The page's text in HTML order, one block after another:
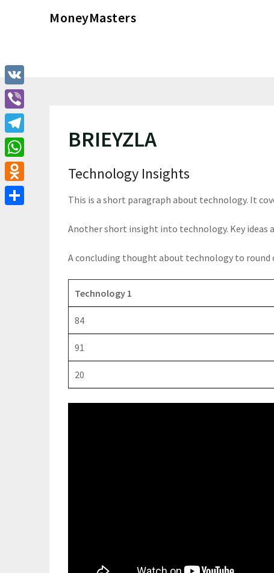
MoneyMasters
BRIEYZLA
Technology Insights
This is a short paragraph about technology. It
Another short insight into technology. Key ideas
A concluding thought about technology to round
Technology 1
84
91
20
VK
Viber
Telegram
WhatsApp
Odnoklassniki